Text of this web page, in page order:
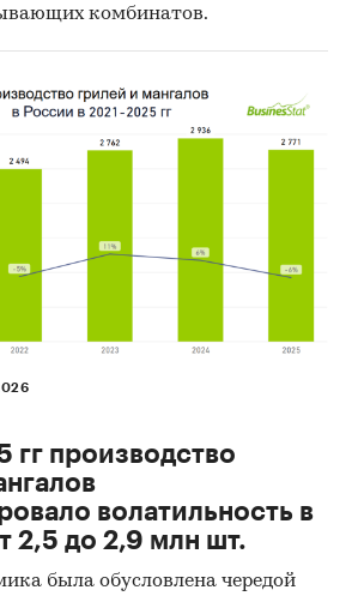
комбинатов.
гг производство
волатильность в
2,5 до 2,9 млн шт.
была обусловлена чередой